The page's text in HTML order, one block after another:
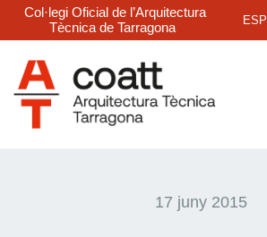
Col·legi Oficial de l’Arquitectura
Tècnica de Tarragona
ESP
17 juny 2015